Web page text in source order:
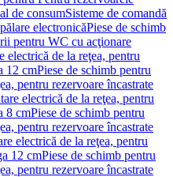
de consumSisteme de comandă
electronicăPiese de schimb
pentru WC cu acţionare
electrică de la reţea, pentru
12 cmPiese de schimb pentru
pentru rezervoare încastrate
electrică de la reţea, pentru
8 cmPiese de schimb pentru
pentru rezervoare încastrate
electrică de la reţea, pentru
12 cmPiese de schimb pentru
pentru rezervoare încastrate